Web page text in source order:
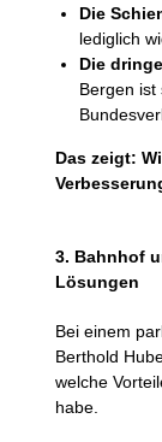
Die
lediglich
Die
Bergen ist
Das zeigt:
3. Bahnhof
Lösungen
Bei einem
Berthold
welche
habe.